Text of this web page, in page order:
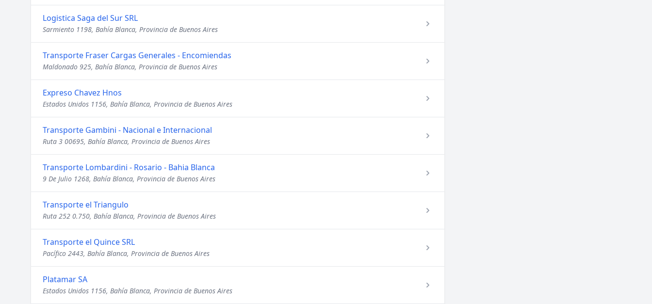
Logistica Saga del Sur SRL
Sarmiento 1198, Bahía Blanca, Provincia de Buenos Aires
Transporte Fraser Cargas Generales - Encomiendas
Maldonado 925, Bahía Blanca, Provincia de Buenos Aires
Expreso Chavez Hnos
Estados Unidos 1156, Bahía Blanca, Provincia de Buenos Aires
Transporte Gambini - Nacional e Internacional
Ruta 3 00695, Bahía Blanca, Provincia de Buenos Aires
Transporte Lombardini - Rosario - Bahia Blanca
9 De Julio 1268, Bahía Blanca, Provincia de Buenos Aires
Transporte el Triangulo
Ruta 252 0.750, Bahía Blanca, Provincia de Buenos Aires
Transporte el Quince SRL
Pacífico 2443, Bahía Blanca, Provincia de Buenos Aires
Platamar SA
Estados Unidos 1156, Bahía Blanca, Provincia de Buenos Aires